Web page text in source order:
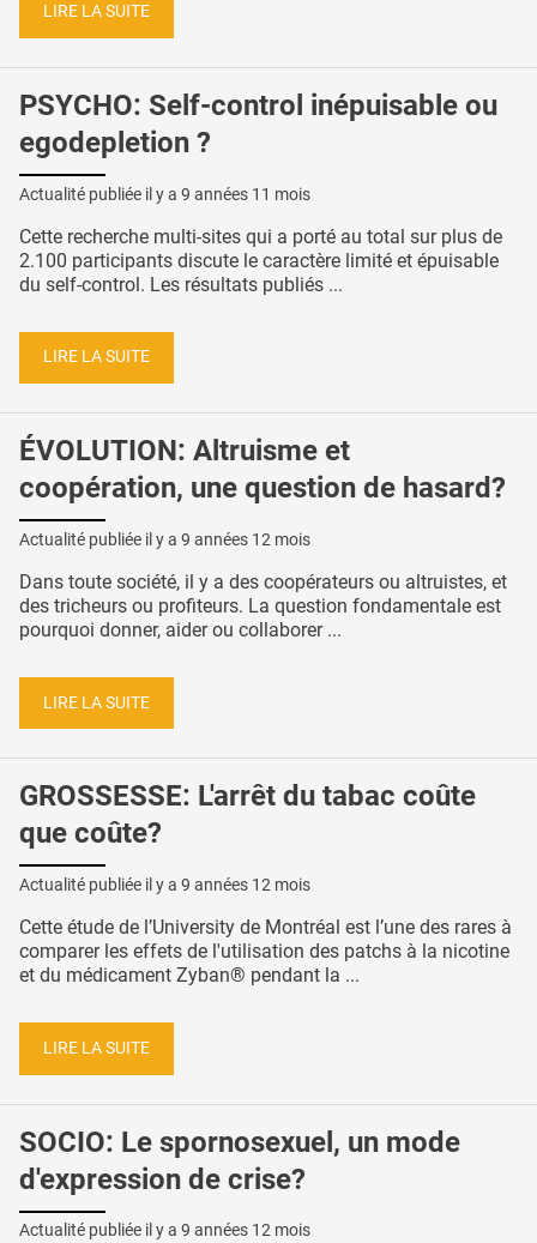
LIRE LA SUITE
PSYCHO: Self-control inépuisable ou
egodepletion ?
Actualité publiée il y a 9 années 11 mois
Cette recherche multi-sites qui a porté au total sur plus de
2.100 participants discute le caractère limité et épuisable
du self-control. Les résultats publiés ...
LIRE LA SUITE
ÉVOLUTION: Altruisme et
coopération, une question de hasard?
Actualité publiée il y a 9 années 12 mois
Dans toute société, il y a des coopérateurs ou altruistes, et
des tricheurs ou profiteurs. La question fondamentale est
pourquoi donner, aider ou collaborer ...
LIRE LA SUITE
GROSSESSE: L'arrêt du tabac coûte
que coûte?
Actualité publiée il y a 9 années 12 mois
Cette étude de l’University de Montréal est l’une des rares à
comparer les effets de l'utilisation des patchs à la nicotine
et du médicament Zyban® pendant la ...
LIRE LA SUITE
SOCIO: Le spornosexuel, un mode
d'expression de crise?
Actualité publiée il y a 9 années 12 mois